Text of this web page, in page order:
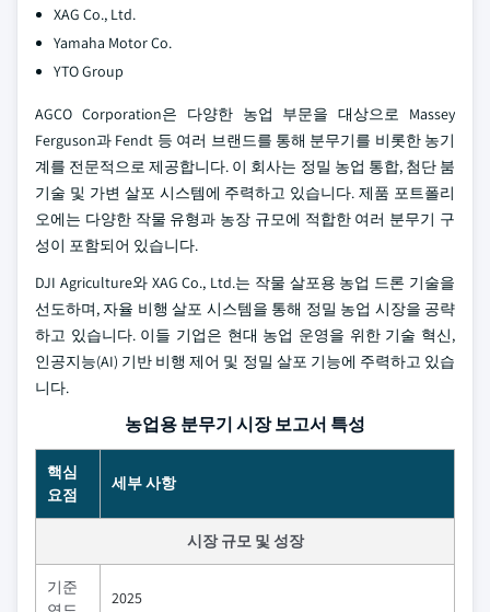
XAG Co., Ltd.
Yamaha Motor Co.
YTO Group
AGCO Corporation은 다양한 농업 부문을 대상으로 Massey
Ferguson과 Fendt 등 여러 브랜드를 통해 분무기를 비롯한 농기
계를 전문적으로 제공합니다. 이 회사는 정밀 농업 통합, 첨단 붐
기술 및 가변 살포 시스템에 주력하고 있습니다. 제품 포트폴리
오에는 다양한 작물 유형과 농장 규모에 적합한 여러 분무기 구
성이 포함되어 있습니다.
DJI Agriculture와 XAG Co., Ltd.는 작물 살포용 농업 드론 기술을
선도하며, 자율 비행 살포 시스템을 통해 정밀 농업 시장을 공략
하고 있습니다. 이들 기업은 현대 농업 운영을 위한 기술 혁신,
인공지능(AI) 기반 비행 제어 및 정밀 살포 기능에 주력하고 있습
니다.
농업용 분무기 시장 보고서 특성
핵심
요점
세부 사항
시장 규모 및 성장
기준
2025